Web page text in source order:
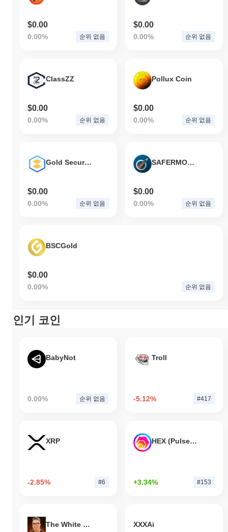
$0.00
0.00% 순위 없음
$0.00
0.00% 순위 없음
ClassZZ
$0.00
0.00% 순위 없음
Pollux Coin
$0.00
0.00% 순위 없음
Gold Secured Currency
$0.00
0.00% 순위 없음
SAFERMOON
$0.00
0.00% 순위 없음
BSCGold
$0.00
0.00% 순위 없음
인기 코인
BabyNot
0.00% 순위 없음
Troll
-5.12% #417
XRP
-2.85% #6
HEX (Pulsechain)
+3.34% #153
The White Bull XXXAi